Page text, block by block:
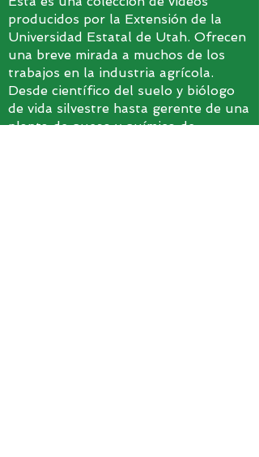
producidos por la Extensión de la
Universidad Estatal de Utah. Ofrecen
una breve mirada a muchos de los
trabajos en la industria agrícola.
Desde científico del suelo y biólogo
de vida silvestre hasta gerente de una
planta de queso y químico de